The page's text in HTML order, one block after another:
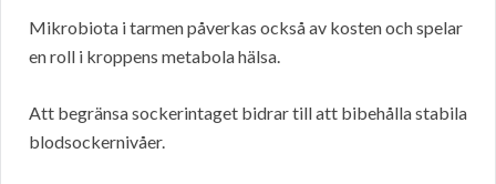
Mikrobiota i tarmen påverkas också av kosten och spelar
en roll i kroppens metabola hälsa.
Att begränsa sockerintaget bidrar till att bibehålla stabila
blodsockernivåer.